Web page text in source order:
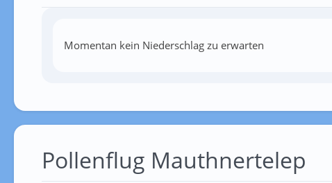
Momentan kein Niederschlag zu erwarten
Pollenflug Mauthnertelep